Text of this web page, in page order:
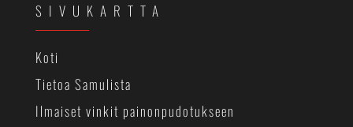
SIVUKARTTA
Koti
Tietoa Samulista
Ilmaiset vinkit painonpudotukseen